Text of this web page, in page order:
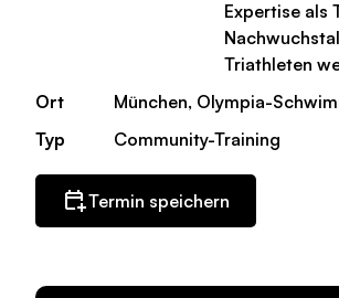
Expertise als
Triathleten
Ort
München, Olympia-
Typ
Community-Training
Termin speichern